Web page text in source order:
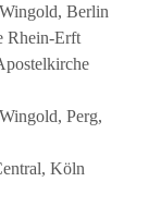
Berlin
Rhein-Erft
Perg,
Köln